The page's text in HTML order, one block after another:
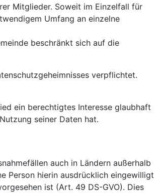
Mitglieder. Soweit im Einzelfall für
Umfang an einzelne
beschränkt sich auf die
verpflichtet.
ein berechtigtes Interesse glaubhaft
seiner Daten hat.
auch in Ländern außerhalb
Person hierin ausdrücklich eingewilligt
ist (Art. 49 DS-GVO). Dies